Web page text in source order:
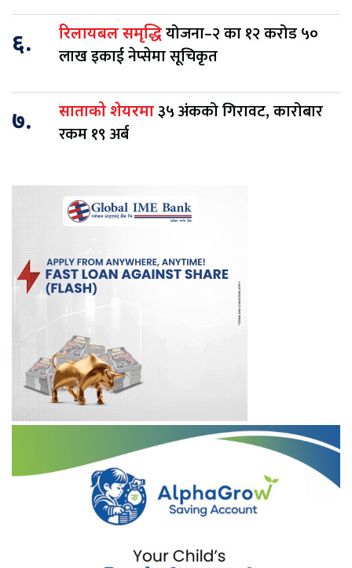
६. रिलायबल समृद्धियोजना–२ का १२ करोड ५०
लाख इकाई नेप्सेमा सूचिकृत
७. साताको शेयरमा३५ अंकको गिरावट, कारोबार
रकम १९ अर्ब